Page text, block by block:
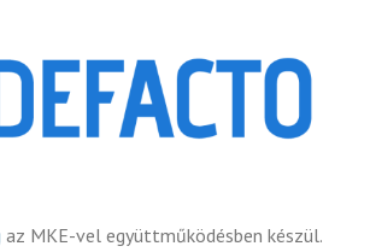
az MKE-vel együttműködésben készül.